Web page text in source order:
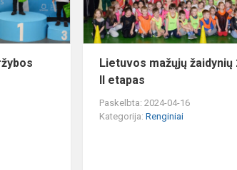
Lietuvos mažųjų žaidynių
II etapas
Paskelbta: 2024-04-16
Kategorija:Renginiai